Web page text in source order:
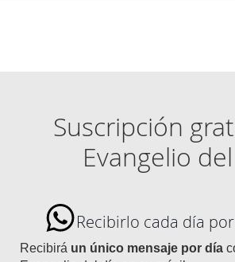
Suscripción
Evangelio
Recibirlo cada día
Recibirá un único mensaje por día